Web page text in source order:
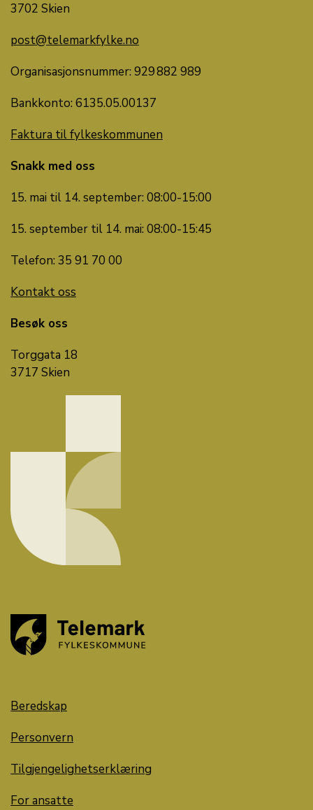
3702 Skien
post@telemarkfylke.no
Organisasjonsnummer: 929 882 989
Bankkonto: 6135.05.00137
Faktura til fylkeskommunen
Snakk med oss
15. mai til 14. september: 08:00-15:00
15. september til 14. mai: 08:00-15:45
Telefon: 35 91 70 00
Kontakt oss
Besøk oss
Torggata 18
3717 Skien
Beredskap
Personvern
Tilgjengelighetserklæring
For ansatte